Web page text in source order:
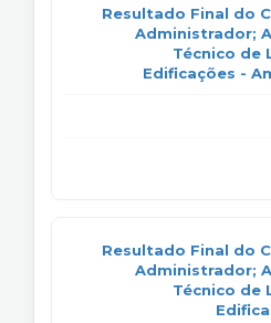
Resultado Final do
Administrador;
Técnico de
Edificações -
Resultado Final do
Administrador;
Técnico de